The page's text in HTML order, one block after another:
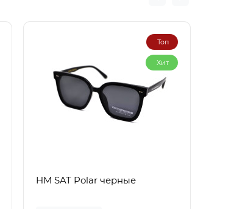
Топ
Хит
HM SAT Polar черные